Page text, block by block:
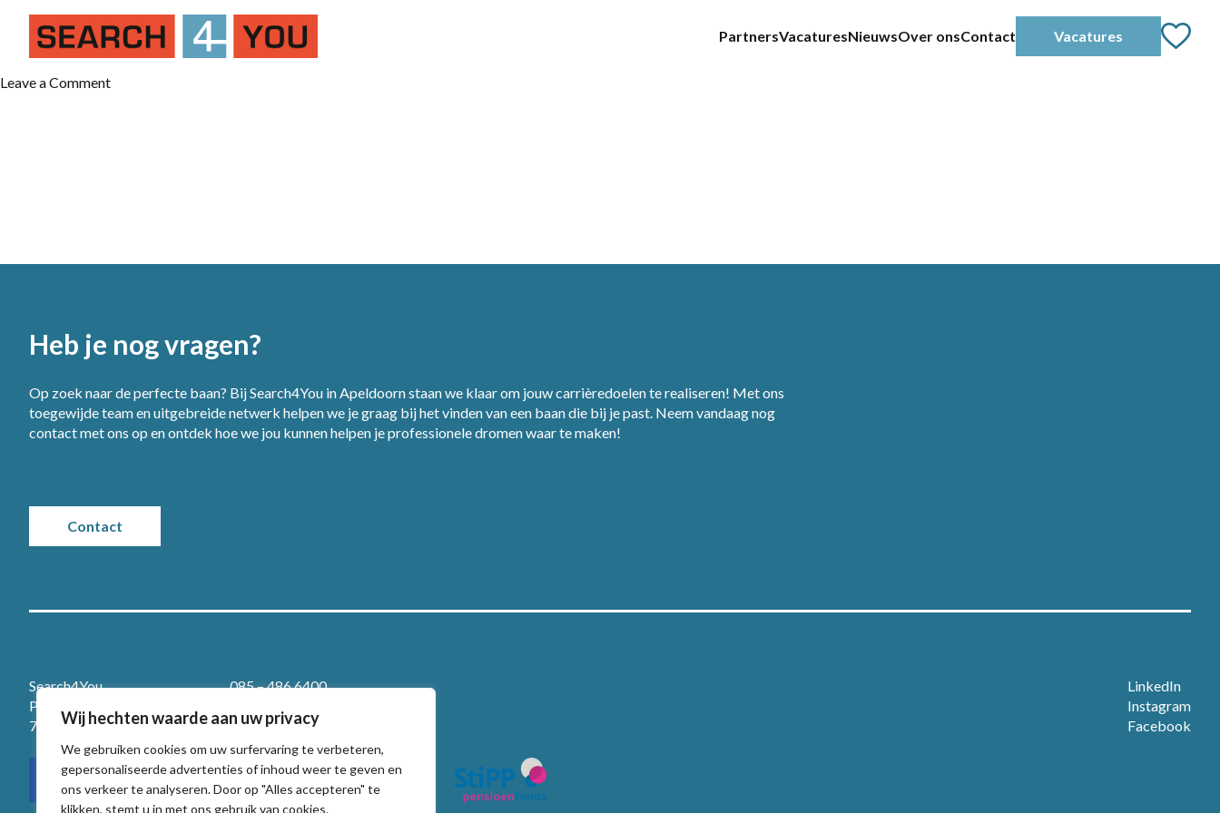
Wij hechten waarde aan uw privacy
We gebruiken cookies om uw surfervaring te verbeteren,
gepersonaliseerde advertenties of inhoud weer te geven en
ons verkeer te analyseren. Door op "Alles accepteren" te
klikken, stemt u in met ons gebruik van cookies.
PartnersVacaturesNieuwsOver onsContact Vacatures
Contact
Leave a Commenton
Heb je nog vragen?
Op zoek naar de perfecte baan? Bij Search4You in Apeldoorn staan we klaar om jouw carrièredoelen te realiseren! Met ons
toegewijde team en uitgebreide netwerk helpen we je graag bij het vinden van een baan die bij je past. Neem vandaag nog
contact met ons op en ontdek hoe we jou kunnen helpen je professionele dromen waar te maken!
Contact
Search4You
Prins Willem-Alexanderlaan 401
7311 SX Apeldoorn
085 – 486 6400
WhatsApp
LinkedIn
Instagram
Facebook